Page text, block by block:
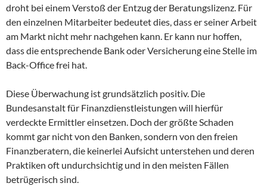
droht bei einem Verstoß der Entzug der Beratungslizenz. Für
den einzelnen Mitarbeiter bedeutet dies, dass er seiner Arbeit
am Markt nicht mehr nachgehen kann. Er kann nur hoffen,
dass die entsprechende Bank oder Versicherung eine Stelle im
Back-Office frei hat.
Diese Überwachung ist grundsätzlich positiv. Die
Bundesanstalt für Finanzdienstleistungen will hierfür
verdeckte Ermittler einsetzen. Doch der größte Schaden
kommt gar nicht von den Banken, sondern von den freien
Finanzberatern, die keinerlei Aufsicht unterstehen und deren
Praktiken oft undurchsichtig und in den meisten Fällen
betrügerisch sind.